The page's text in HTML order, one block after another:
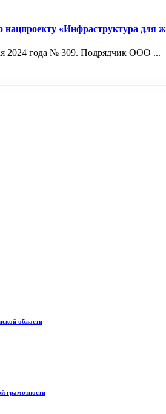
«Инфраструктура для
2024 года № 309. Подрядчик ООО ...
области
грамотности